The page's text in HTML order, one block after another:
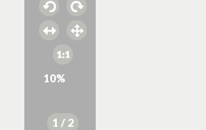
10%
1 / 2